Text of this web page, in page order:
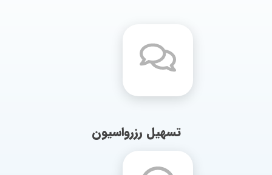
تسهیل رزرواسیون